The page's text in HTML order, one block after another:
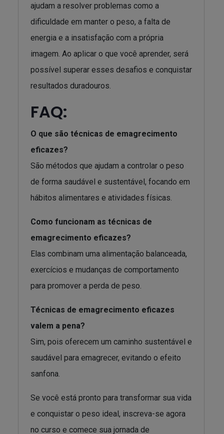
ajudam a resolver problemas como a
dificuldade em manter o peso, a falta de
energia e a insatisfação com a própria
imagem. Ao aplicar o que você aprender, será
possível superar esses desafios e conquistar
resultados duradouros.
FAQ:
O que são técnicas de emagrecimento
eficazes?
São métodos que ajudam a controlar o peso
de forma saudável e sustentável, focando em
hábitos alimentares e atividades físicas.
Como funcionam as técnicas de
emagrecimento eficazes?
Elas combinam uma alimentação balanceada,
exercícios e mudanças de comportamento
para promover a perda de peso.
Técnicas de emagrecimento eficazes
valem a pena?
Sim, pois oferecem um caminho sustentável e
saudável para emagrecer, evitando o efeito
sanfona.
Se você está pronto para transformar sua vida
e conquistar o peso ideal, inscreva-se agora
no curso e comece sua jornada de